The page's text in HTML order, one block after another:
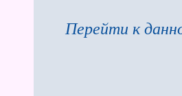
Перейти к